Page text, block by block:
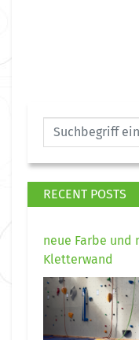
RECENT POSTS
neue Farbe und
Kletterwand